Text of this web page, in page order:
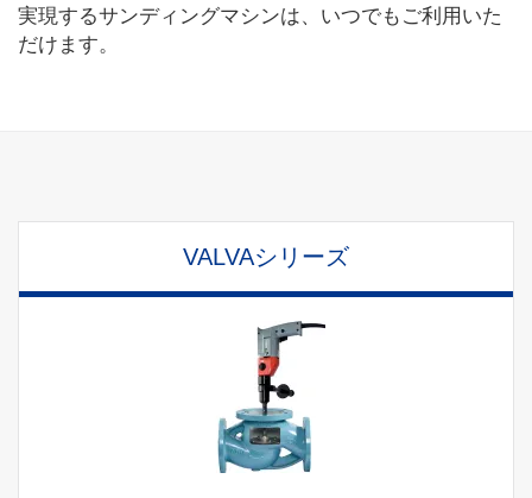
実現するサンディングマシンは、いつでもご利用いた
だけます。
VALVAシリーズ